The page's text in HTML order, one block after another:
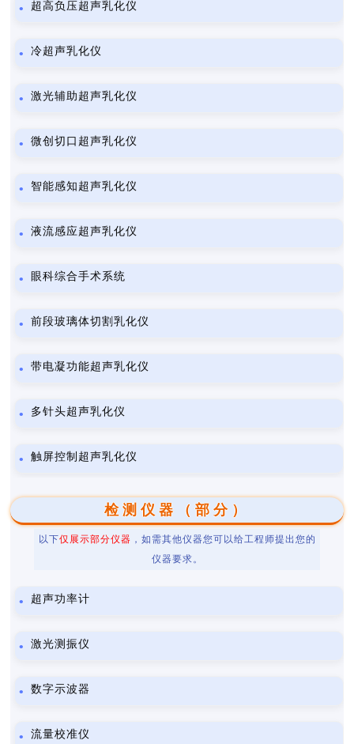
超高负压超声乳化仪
冷超声乳化仪
激光辅助超声乳化仪
微创切口超声乳化仪
智能感知超声乳化仪
液流感应超声乳化仪
眼科综合手术系统
前段玻璃体切割乳化仪
带电凝功能超声乳化仪
多针头超声乳化仪
触屏控制超声乳化仪
检测仪器（部分）
以下仅展示部分仪器 ，如需其他仪器您可以给工程师提出您的
仪器要求。
超声功率计
激光测振仪
数字示波器
流量校准仪